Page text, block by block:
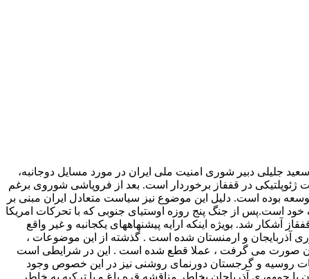
جلیلی دبیر شوری امنیت ملی ایران در مورد مسایل دوجانبه،
در قففاز برخوردار است. بعد از فروپاشی شوروی برغم
بوده است. دلیل این موضوع نیز سیاست متعادل ایران مبنی بر
است.پس از جنگ پنج روزه اوستیای جنوبی که با تحرکات امریکا
شد. بویژه اینکه ارایه پیشنهاههای یکجانبه و غیر واقع
آذربایجان و ارمنستان شده است . گذشته از این موضوعات ،
صورت می گرفت ، عملا قطع شده است . این در شرایطی است
روسیه و گرجستان دورنمای روشنی نیز در این خصوص وجود